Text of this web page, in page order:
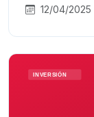
12/04/2025